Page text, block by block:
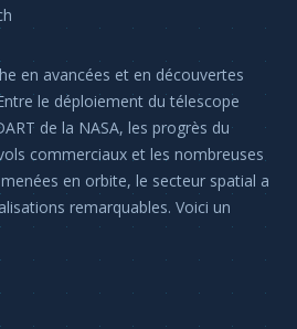
en avancées et en découvertes
le déploiement du télescope
de la NASA, les progrès du
commerciaux et les nombreuses
en orbite, le secteur spatial a
remarquables. Voici un